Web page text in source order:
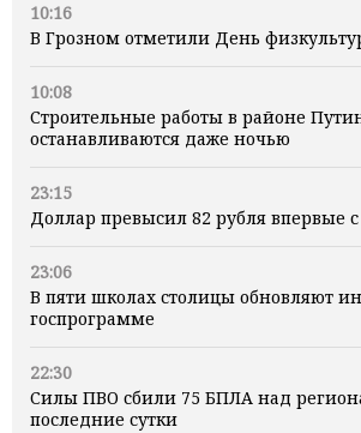
10:16
В Грозном отметили День
10:08
Строительные работы в районе
останавливаются даже ночью
23:15
Доллар превысил 82 рубля впервые
23:06
В пяти школах столицы обновляют
госпрограмме
22:30
Силы ПВО сбили 75 БПЛА над
последние сутки